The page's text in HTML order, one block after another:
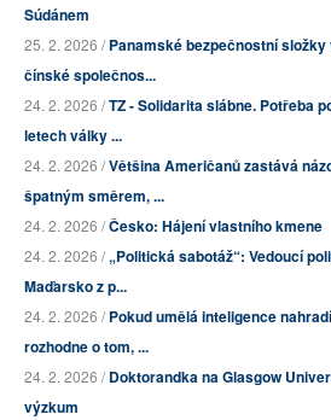
Súdánem
25. 2. 2026 /Panamské bezpečnostní
čínské společnos...
24. 2. 2026 /TZ - Solidarita slábne. Potřeba
letech války ...
24. 2. 2026 /Většina Američanů zastává
špatným směrem, ...
24. 2. 2026 /Česko: Hájení vlastního kmene
24. 2. 2026 /„Politická sabotáž“: Vedoucí
Maďarsko z p...
24. 2. 2026 /Pokud umělá inteligence
rozhodne o tom, ...
24. 2. 2026 /Doktorandka na Glasgow
výzkum